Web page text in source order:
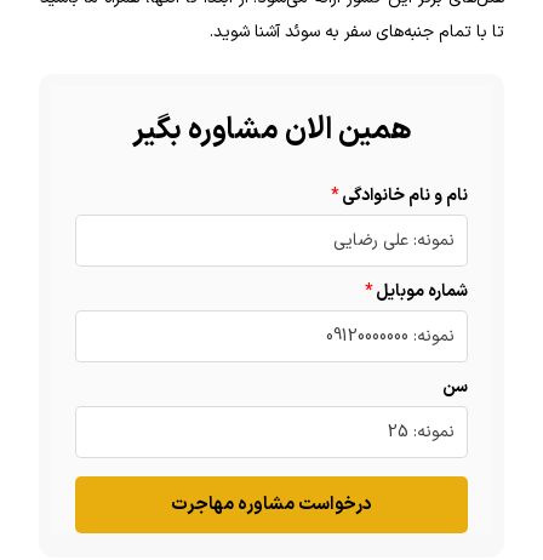
تا با تمام جنبه‌های سفر به سوئد آشنا شوید.
همین الان مشاوره بگیر
نام و نام خانوادگی
شماره موبایل
سن
درخواست مشاوره مهاجرت